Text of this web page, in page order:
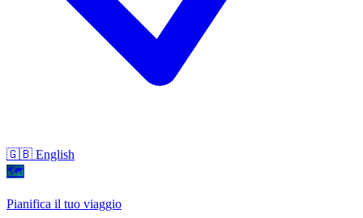
🇬🇧 English
🗺
Pianifica il tuo viaggio